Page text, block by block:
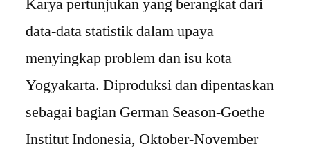
Karya pertunjukan yang berangkat dari
data-data statistik dalam upaya
menyingkap problem dan isu kota
Yogyakarta. Diproduksi dan dipentaskan
sebagai bagian German Season-Goethe
Institut Indonesia, Oktober-November